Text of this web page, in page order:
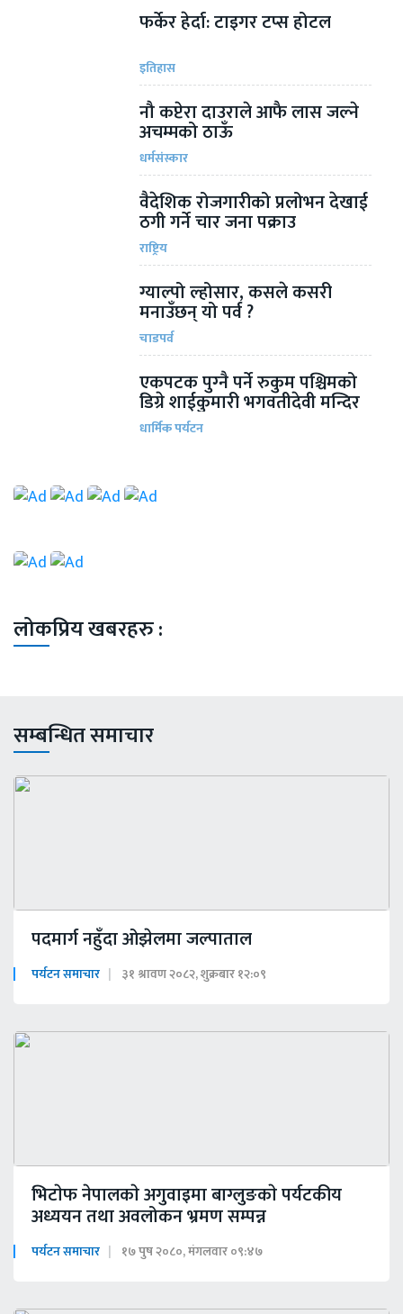
फर्केर हेर्दा: टाइगर टप्स होटल
इतिहास
नौ कप्टेरा दाउराले आफै लास जल्ने
अचम्मको ठाऊँ
धर्मसंस्कार
वैदेशिक रोजगारीको प्रलोभन देखाई
ठगी गर्ने चार जना पक्राउ
राष्ट्रिय
ग्याल्पो ल्होसार, कसले कसरी
मनाउँछन् यो पर्व ?
चाडपर्व
एकपटक पुग्‍नै पर्ने रुकुम पश्चिमको
डिग्रे शाईकुमारी भगवतीदेवी मन्दिर
धार्मिक पर्यटन
लोकप्रिय खबरहरु :
सम्बन्धित समाचार
पदमार्ग नहुँदा ओझेलमा जल्पाताल
पर्यटन समाचार ३१ श्रावण २०८२, शुक्रबार १२:०९
भिटाेफ नेपालकाे अगुवाइमा बाग्लुङकाे पर्यटकीय
अध्ययन तथा अवलोकन भ्रमण सम्पन्न
पर्यटन समाचार १७ पुष २०८०, मंगलवार ०९:४७